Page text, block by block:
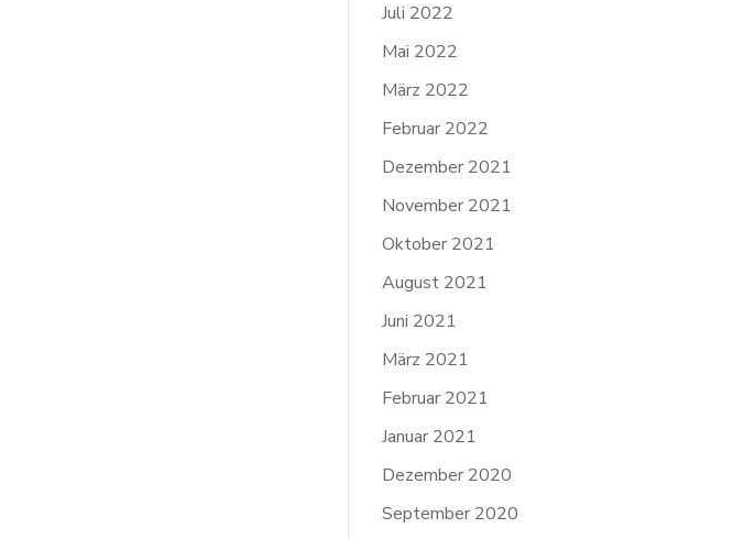
Juli 2022
Mai 2022
März 2022
Februar 2022
Dezember 2021
November 2021
Oktober 2021
August 2021
Juni 2021
März 2021
Februar 2021
Januar 2021
Dezember 2020
September 2020